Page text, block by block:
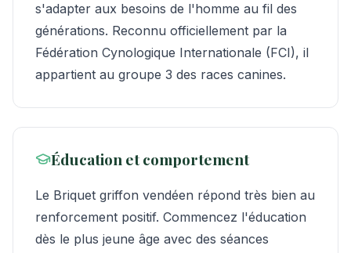
s'adapter aux besoins de l'homme au fil des
générations. Reconnu officiellement par la
Fédération Cynologique Internationale (FCI), il
appartient au groupe 3 des races canines.
Éducation et comportement
Le Briquet griffon vendéen répond très bien au
renforcement positif. Commencez l'éducation
dès le plus jeune âge avec des séances